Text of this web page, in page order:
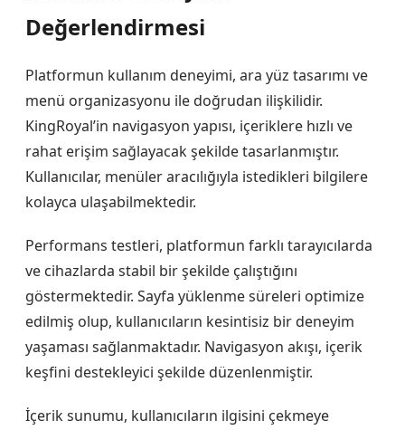
Değerlendirmesi
Platformun kullanım deneyimi, ara yüz tasarımı ve
menü organizasyonu ile doğrudan ilişkilidir.
KingRoyal’in navigasyon yapısı, içeriklere hızlı ve
rahat erişim sağlayacak şekilde tasarlanmıştır.
Kullanıcılar, menüler aracılığıyla istedikleri bilgilere
kolayca ulaşabilmektedir.
Performans testleri, platformun farklı tarayıcılarda
ve cihazlarda stabil bir şekilde çalıştığını
göstermektedir. Sayfa yüklenme süreleri optimize
edilmiş olup, kullanıcıların kesintisiz bir deneyim
yaşaması sağlanmaktadır. Navigasyon akışı, içerik
keşfini destekleyici şekilde düzenlenmiştir.
İçerik sunumu, kullanıcıların ilgisini çekmeye